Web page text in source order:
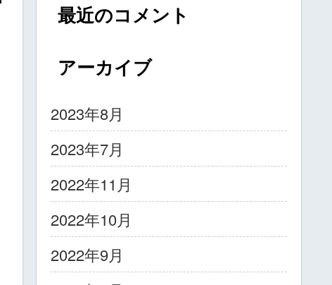
最近のコメント
アーカイブ
2023年8月
2023年7月
2022年11月
2022年10月
2022年9月